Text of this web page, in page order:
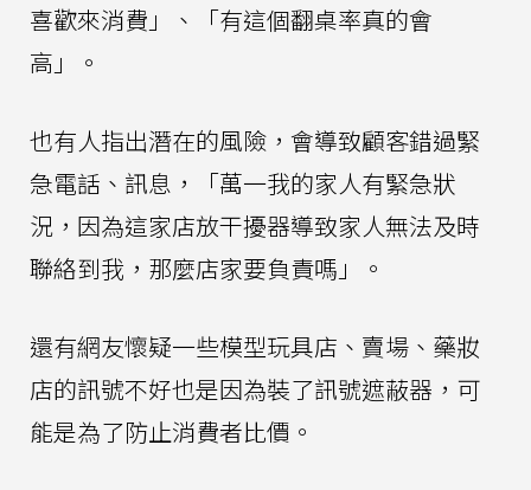
喜歡來消費」、「有這個翻桌率真的會
高」。
也有人指出潛在的風險，會導致顧客錯過緊
急電話、訊息，「萬一我的家人有緊急狀
況，因為這家店放干擾器導致家人無法及時
聯絡到我，那麼店家要負責嗎」。
還有網友懷疑一些模型玩具店、賣場、藥妝
店的訊號不好也是因為裝了訊號遮蔽器，可
能是為了防止消費者比價。